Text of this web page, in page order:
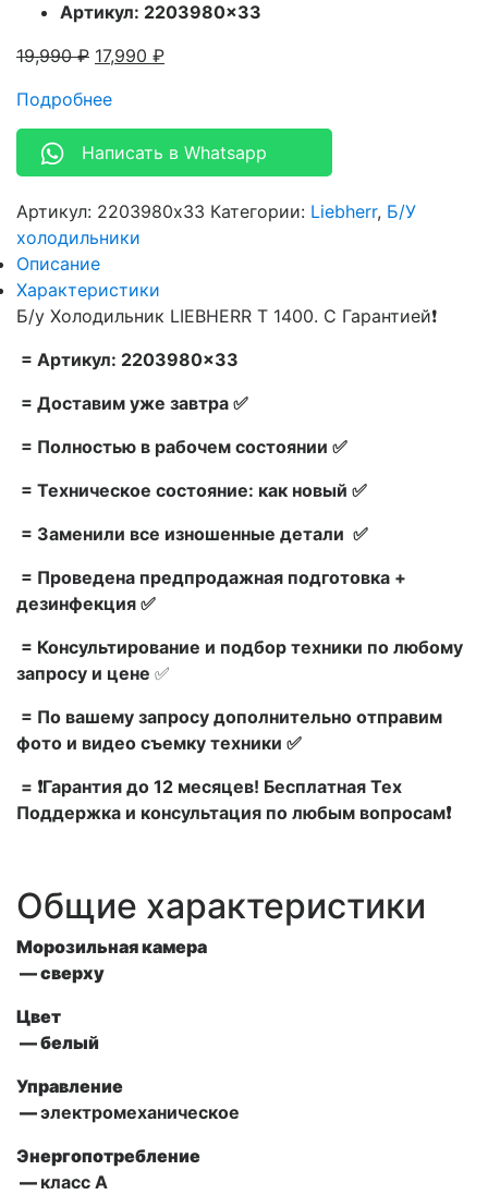
Артикул: 2203980×33
19,990₽ 17,990 ₽
Подробнее
Написать в Whatsapp
Артикул: 2203980x33 Категории: Liebherr, Б/У
холодильники
Описание
Характеристики
Б/у Холодильник LIEBHERR T 1400. С Гарантией❗
= Артикул: 2203980×33
= Доставим уже завтра ✅
= Полностью в рабочем состоянии ✅
= Техническое состояние: как новый ✅
= Заменили все изношенные детали ✅
= Проведена предпродажная подготовка +
дезинфекция ✅
= Консультирование и подбор техники по любому
запросу и цене ✅
= По вашему запросу дополнительно отправим
фото и видео съемку техники ✅
= ❗Гарантия до 12 месяцев! Бесплатная Тех
Поддержка и консультация по любым вопросам❗
Общие характеристики
Морозильная камера
— сверху
Цвет
— белый
Управление
—электромеханическое
Энергопотребление
— класс A